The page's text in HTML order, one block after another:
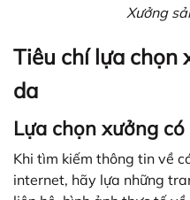
Xưởng
Tiêu chí lựa chọn
da
Lựa chọn xưởng
Khi tìm kiếm thông tin về
internet, hãy lựa những